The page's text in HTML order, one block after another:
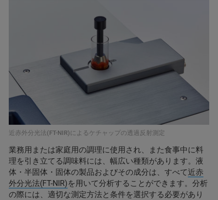
近赤外分光法(FT-NIR)によるケチャップの透過反射測定
業務用または家庭用の調理に使用され、また食事中に料
理を引き立てる調味料には、幅広い種類があります。液
体・半固体・固体の製品およびその成分は、すべて近赤
外分光法(FT-NIR)を用いて分析することができます。分析
の際には、適切な測定方法と条件を選択する必要があり